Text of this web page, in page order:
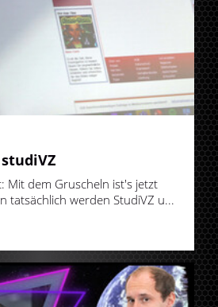
Mit dem Gruscheln ist's jetzt
tatsächlich werden StudiVZ u...